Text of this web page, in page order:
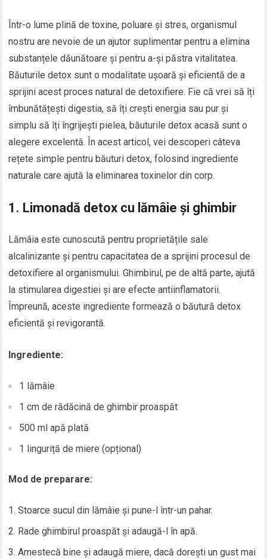
Într-o lume plină de toxine, poluare și stres, organismul
nostru are nevoie de un ajutor suplimentar pentru a elimina
substanțele dăunătoare și pentru a-și păstra vitalitatea.
Băuturile detox sunt o modalitate ușoară și eficientă de a
sprijini acest proces natural de detoxifiere. Fie că vrei să îți
îmbunătățești digestia, să îți crești energia sau pur și
simplu să îți îngrijești pielea, băuturile detox acasă sunt o
alegere excelentă. În acest articol, vei descoperi câteva
rețete simple pentru băuturi detox, folosind ingrediente
naturale care ajută la eliminarea toxinelor din corp.
1. Limonadă detox cu lămâie și ghimbir
Lămâia este cunoscută pentru proprietățile sale
alcalinizante și pentru capacitatea de a sprijini procesul de
detoxifiere al organismului. Ghimbirul, pe de altă parte, ajută
la stimularea digestiei și are efecte antiinflamatorii.
Împreună, aceste ingrediente formează o băutură detox
eficientă și revigorantă.
Ingrediente:
1 lămâie
1 cm de rădăcină de ghimbir proaspăt
500 ml apă plată
1 linguriță de miere (opțional)
Mod de preparare:
Stoarce sucul din lămâie și pune-l într-un pahar.
Rade ghimbirul proaspăt și adaugă-l în apă.
Amestecă bine și adaugă miere, dacă dorești un gust mai